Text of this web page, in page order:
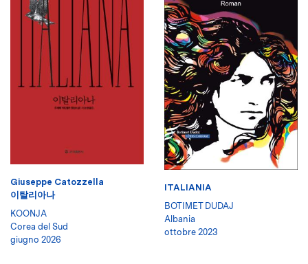
Giuseppe Catozzella
이탈리아나
KOONJA
Corea del Sud
giugno 2026
ITALIANIA
BOTIMET DUDAJ
Albania
ottobre 2023